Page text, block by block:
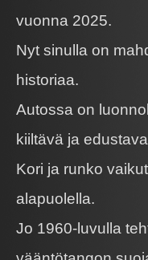
vuonna 2025.
Nyt sinulla on
historiaa.
Autossa on
kiiltävä ja
Kori ja runko
alapuolella.
Jo 1960-luvulla